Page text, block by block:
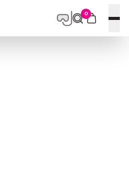
פתח תפריט
0